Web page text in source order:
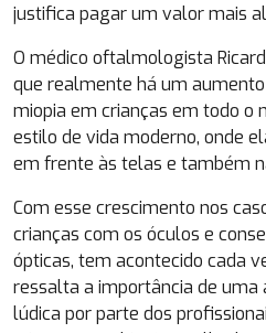
justifica pagar um valor mais
O médico oftalmologista
que realmente há um
miopia em crianças em todo o
estilo de vida moderno, onde
em frente às telas e também
Com esse crescimento nos
crianças com os óculos e
ópticas, tem acontecido cada
ressalta a importância de
lúdica por parte dos